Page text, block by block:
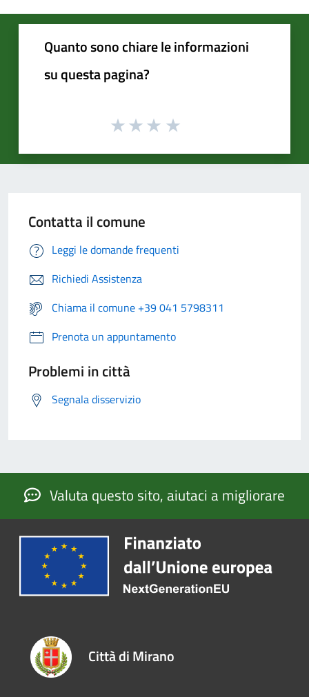
Quanto sono chiare le informazioni
su questa pagina?
Contatta il comune
Leggi le domande frequenti
Richiedi Assistenza
Chiama il comune +39 041 5798311
Prenota un appuntamento
Problemi in città
Segnala disservizio
Valuta questo sito, aiutaci a migliorare
Città di Mirano